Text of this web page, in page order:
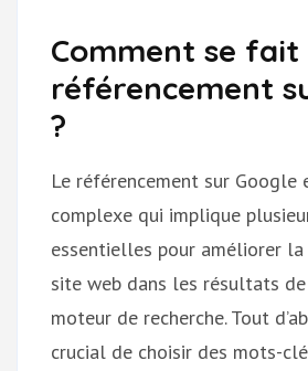
Comment se fait
référencement
?
Le référencement sur Google
complexe qui implique
essentielles pour améliorer la
site web dans les résultats de
moteur de recherche. Tout
crucial de choisir des mots-